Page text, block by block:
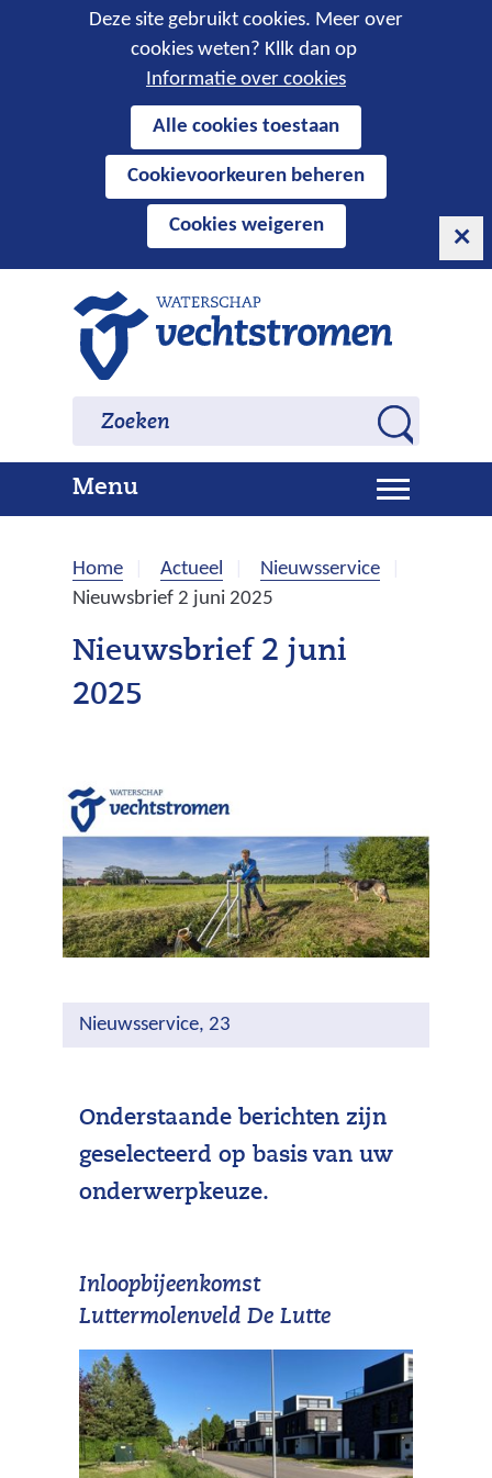
Cookies
toestaan?
Deze site gebruikt cookies. Meer over
cookies weten? Kllk dan op
Informatie over cookies
cookies
deze
website
worden
toegestaan
geweigerd.
Alle cookies toestaan
Cookievoorkeuren beheren
Cookies weigeren
naar
o
e
k
e
n
Zoeken Zoeken
MenuU
i
l
p
e
Home Actueel
Nieuwsservice
Nieuwsbrief 2 juni 2025
Nieuwsbrief 2 juni
2025
Nieuwsservice, 23
Onderstaande berichten zijn
geselecteerd op basis van uw
onderwerpkeuze.
Inloopbijeenkomst
Luttermolenveld De Lutte